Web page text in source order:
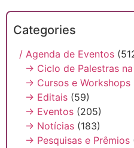
Categories
/ Agenda de Eventos
→ Ciclo de Palestras
→ Cursos e Workshops
→ Editais (59)
→ Eventos (205)
→ Notícias (183)
→ Pesquisas e Prêmios